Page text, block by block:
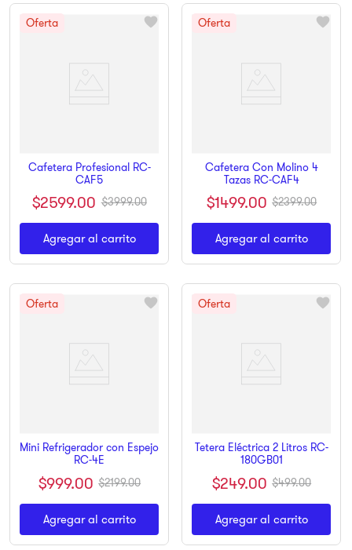
Cafetera Profesional RC-
CAF5
$2599.00 $3999.00
Agregar al carrito
Cafetera Con Molino 4
Tazas RC-CAF4
$1499.00 $2399.00
Agregar al carrito
Mini Refrigerador con Espejo
RC-4E
$999.00 $2199.00
Agregar al carrito
Tetera Eléctrica 2 Litros RC-
180GB01
$249.00 $499.00
Agregar al carrito